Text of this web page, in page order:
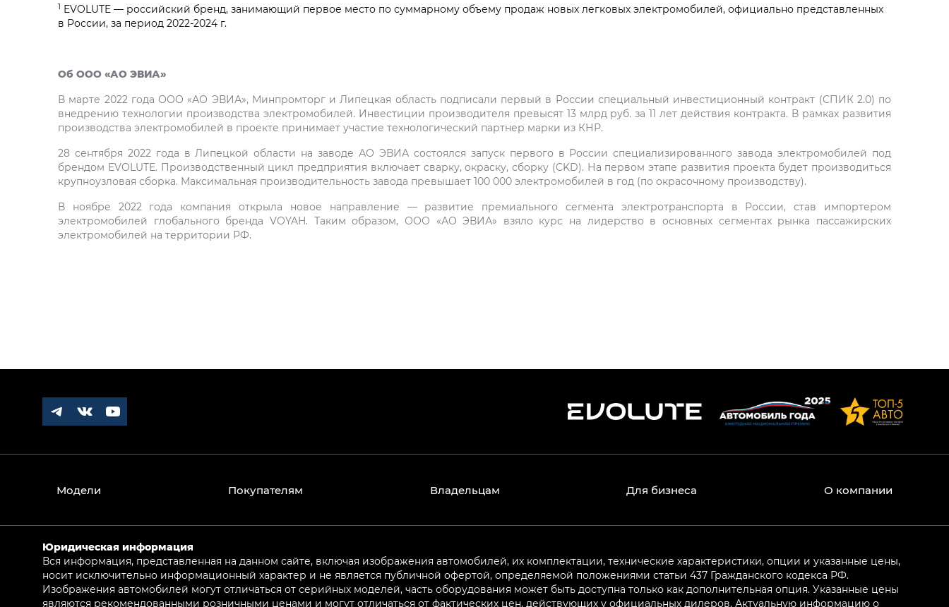
1 EVOLUTE — российский бренд, занимающий первое место по суммарному объему продаж новых легковых электромобилей, официально представленных
в России, за период 2022-2024 г.
Об ООО «АО ЭВИА»
В марте 2022 года ООО «АО ЭВИА», Минпромторг и Липецкая область подписали первый в России специальный инвестиционный контракт (СПИК 2.0) по
внедрению технологии производства электромобилей. Инвестиции производителя превысят 13 млрд руб. за 11 лет действия контракта. В рамках развития
производства электромобилей в проекте принимает участие технологический партнер марки из КНР.
28 сентября 2022 года в Липецкой области на заводе АО ЭВИА состоялся запуск первого в России специализированного завода электромобилей под
брендом EVOLUTE. Производственный цикл предприятия включает сварку, окраску, сборку (CKD). На первом этапе развития проекта будет производиться
крупноузловая сборка. Максимальная производительность завода превышает 100 000 электромобилей в год (по окрасочному производству).
В ноябре 2022 года компания открыла новое направление — развитие премиального сегмента электротранспорта в России, став импортером
электромобилей глобального бренда VOYAH. Таким образом, ООО «АО ЭВИА» взяло курс на лидерство в основных сегментах рынка пассажирских
электромобилей на территории РФ.
Модели Покупателям Владельцам Для бизнеса О компании
Юридическая информация
Вся информация, представленная на данном сайте, включая изображения автомобилей, их комплектации, технические характеристики, опции и указанные цены,
носит исключительно информационный характер и не является публичной офертой, определяемой положениями статьи 437 Гражданского кодекса РФ.
Изображения автомобилей могут отличаться от серийных моделей, часть оборудования может быть доступна только как дополнительная опция. Указанные цены
являются рекомендованными розничными ценами и могут отличаться от фактических цен, действующих у официальных дилеров. Актуальную информацию о